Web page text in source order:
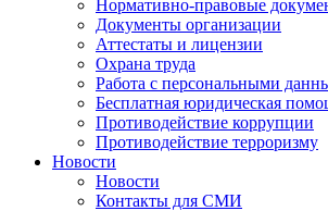
Нормативно-правовые
Документы организации
Аттестаты и лицензии
Охрана труда
Работа с персональными
Бесплатная юридическая
Противодействие коррупции
Противодействие терроризму
Новости
Новости
Контакты для СМИ